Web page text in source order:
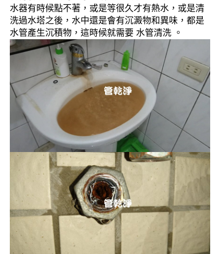
水器有時候點不著，或是等很久才有熱水，或是清
洗過水塔之後，水中還是會有沉澱物和異味，都是
水管產生沉積物，這時候就需要 水管清洗 。